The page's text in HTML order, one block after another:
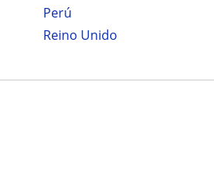
Perú
Reino Unido